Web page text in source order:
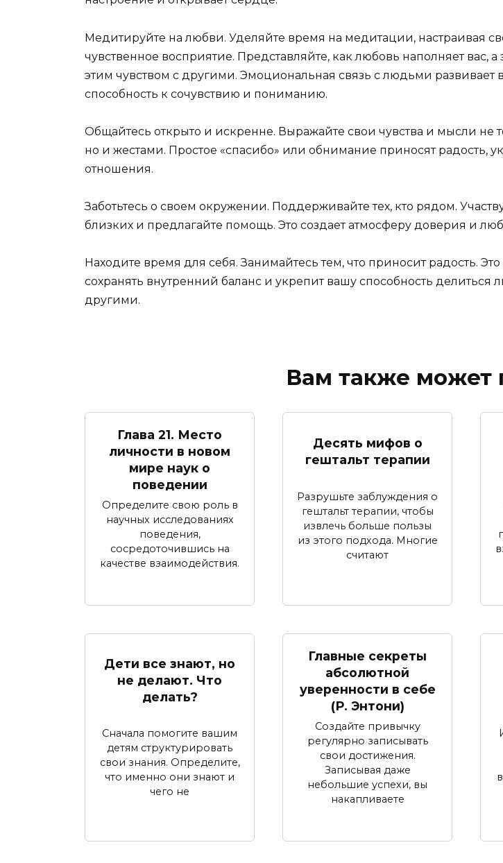
Медитируйте на любви. Уделяйте время на медитации, настраивая
чувственное восприятие. Представляйте, как любовь наполняет вас, а
этим чувством с другими. Эмоциональная связь с людьми развивает
способность к сочувствию и пониманию.
Общайтесь открыто и искренне. Выражайте свои чувства и мысли не
но и жестами. Простое «спасибо» или обнимание приносят радость,
отношения.
Заботьтесь о своем окружении. Поддерживайте тех, кто рядом.
близких и предлагайте помощь. Это создает атмосферу доверия и
Находите время для себя. Занимайтесь тем, что приносит радость.
сохранять внутренний баланс и укрепит вашу способность делиться
другими.
Вам также может
Глава 21. Место
личности в новом
мире наук о
поведении
Определите свою роль в
научных исследованиях
поведения,
сосредоточившись на
качестве взаимодействия.
Десять мифов о
гештальт терапии
Разрушьте заблуждения о
гештальт терапии, чтобы
извлечь больше пользы
из этого подхода. Многие
считают
Дети все знают, но
не делают. Что
делать?
Сначала помогите вашим
детям структурировать
свои знания. Определите,
что именно они знают и
чего не
Главные секреты
абсолютной
уверенности в себе
(Р. Энтони)
Создайте привычку
регулярно записывать
свои достижения.
Записывая даже
небольшие успехи, вы
накапливаете